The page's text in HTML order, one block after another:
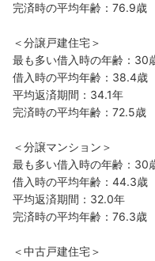
完済時の平均年齢：76.9歳
＜分譲戸建住宅＞
最も多い借入時の年齢：30
借入時の平均年齢：38.4歳
平均返済期間：34.1年
完済時の平均年齢：72.5歳
＜分譲マンション＞
最も多い借入時の年齢：30
借入時の平均年齢：44.3歳
平均返済期間：32.0年
完済時の平均年齢：76.3歳
＜中古戸建住宅＞